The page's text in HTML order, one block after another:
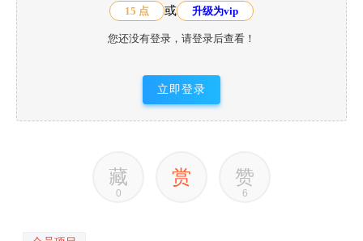
15 点 或 升级为vip
您还没有登录，请登录后查看！
立即登录
藏
0
赏 赞
6